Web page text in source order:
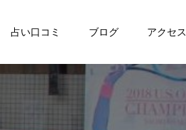
占い口コミ ブログ アクセス